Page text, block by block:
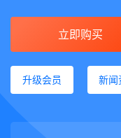
立即购买
升级会员 新闻